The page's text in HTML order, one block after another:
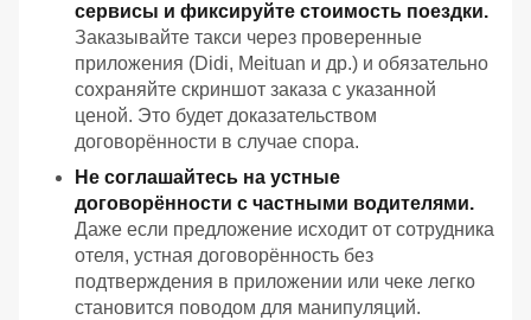
сервисы и фиксируйте стоимость поездки.
Заказывайте такси через проверенные
приложения (Didi, Meituan и др.) и обязательно
сохраняйте скриншот заказа с указанной
ценой. Это будет доказательством
договорённости в случае спора.
Не соглашайтесь на устные
договорённости с частными водителями.
Даже если предложение исходит от сотрудника
отеля, устная договорённость без
подтверждения в приложении или чеке легко
становится поводом для манипуляций.